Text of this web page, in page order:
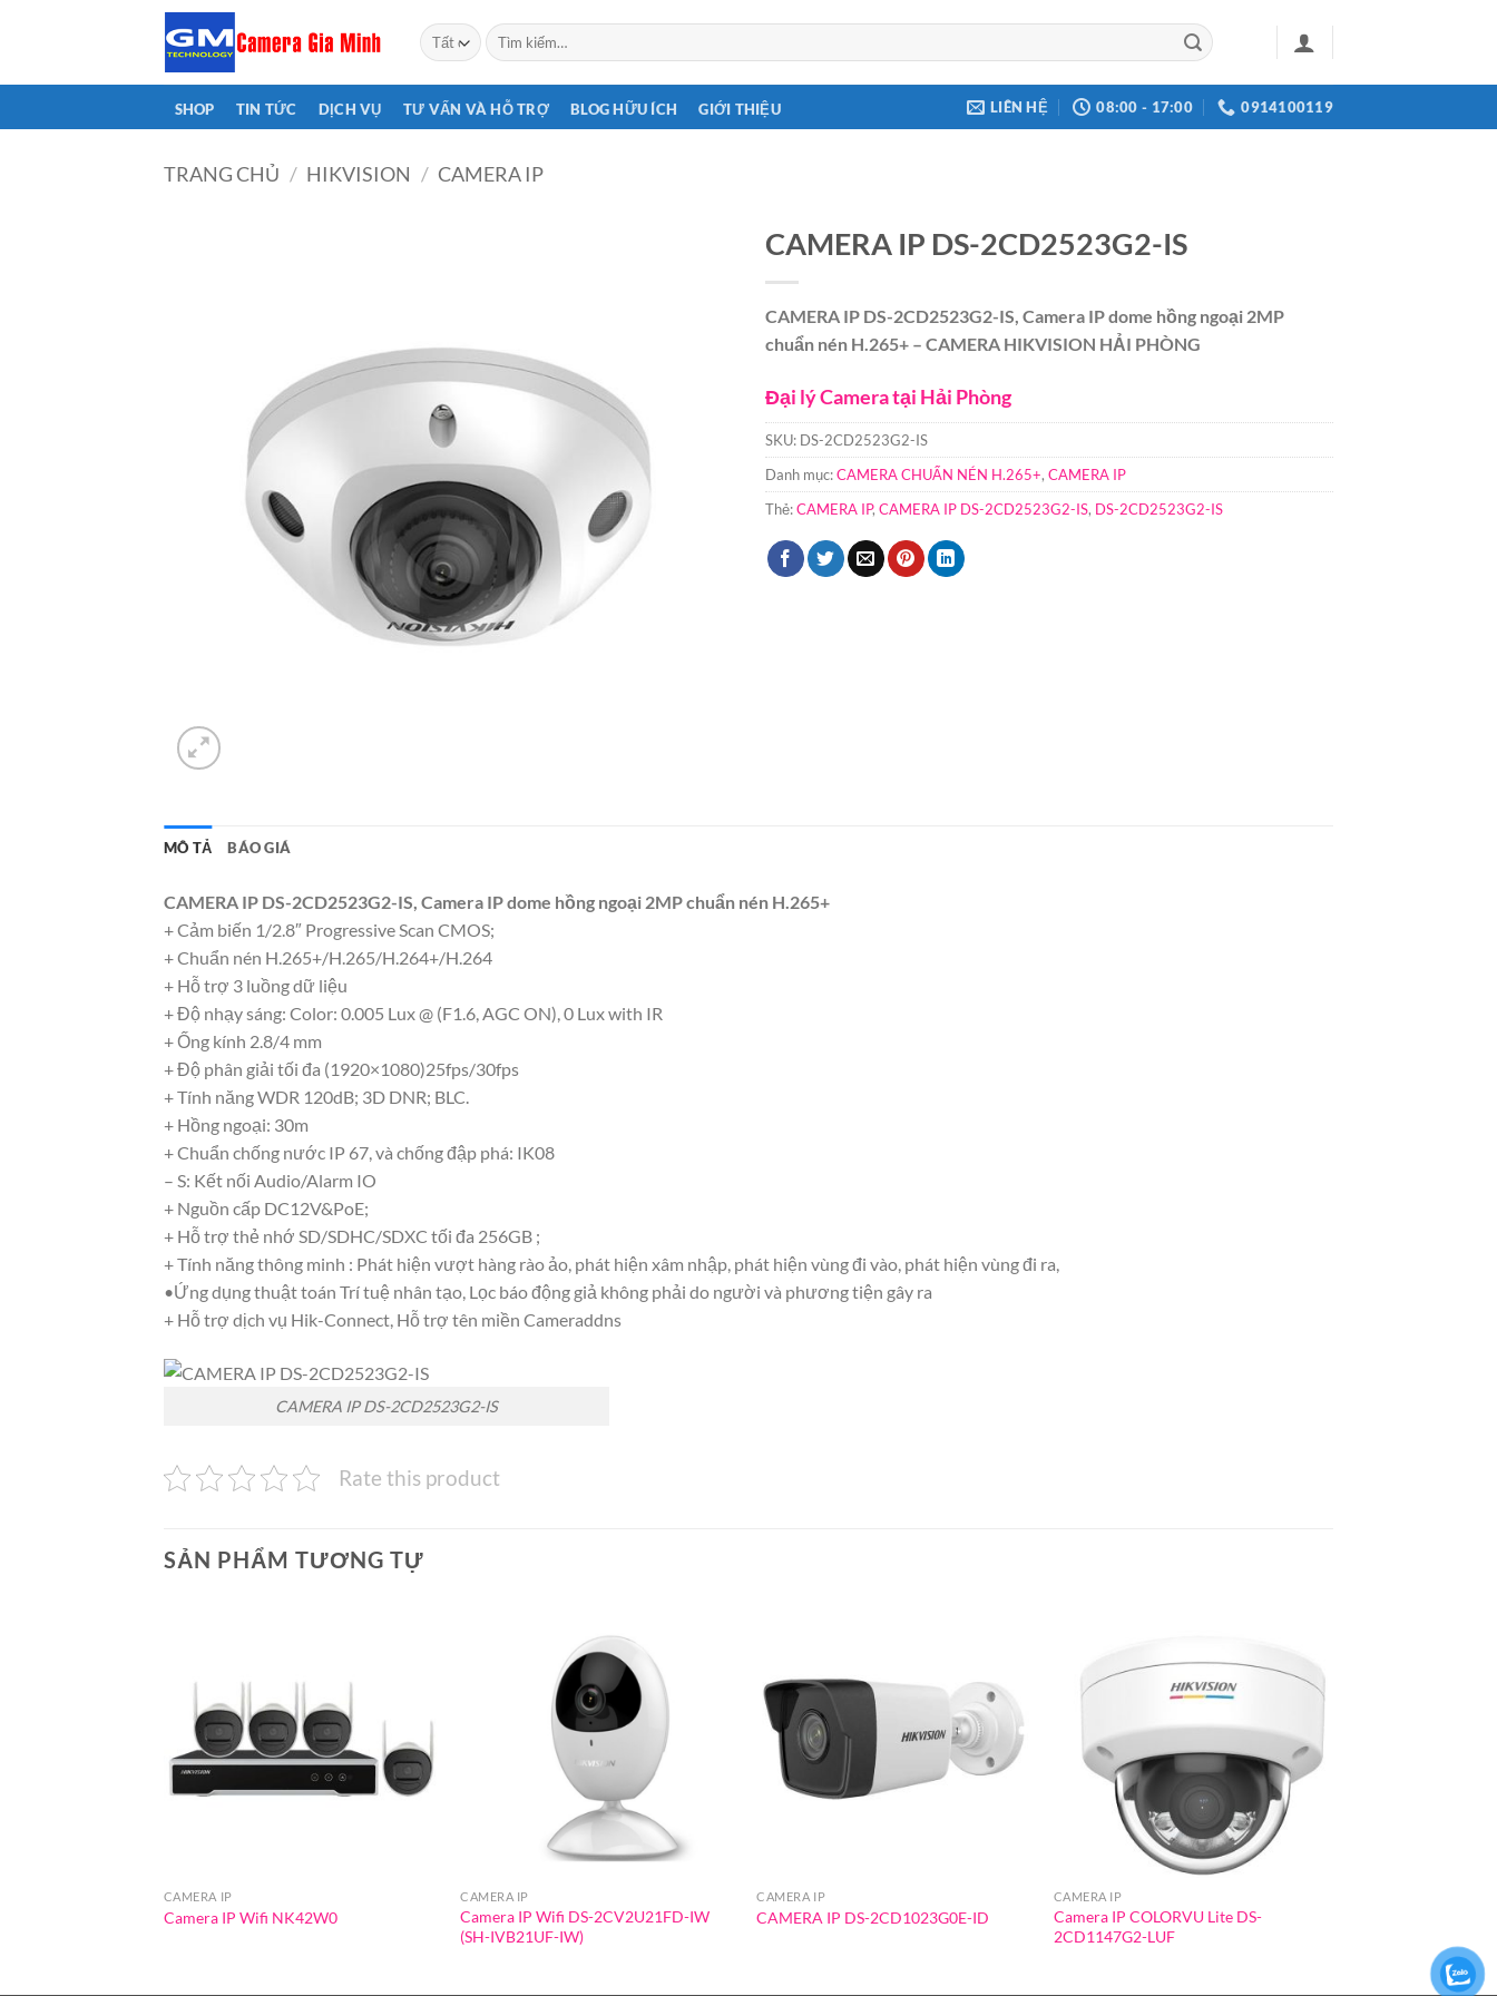
Tìm
kiếm:
SHOP TIN TỨC DỊCH VỤ TƯ VẤN VÀ HỖ TRỢ BLOG HỮU ÍCH GIỚI THIỆU LIÊN HỆ 08:00 - 17:00 0914100119
TRANG CHỦ / HIKVISION / CAMERA IP
CAMERA IP DS-2CD2523G2-IS
CAMERA IP DS-2CD2523G2-IS, Camera IP dome hồng ngoại 2MP
chuẩn nén H.265+ – CAMERA HIKVISION HẢI PHÒNG
Đại lý Camera tại Hải Phòng
SKU: DS-2CD2523G2-IS
Danh mục:CAMERA CHUẨN NÉN H.265+, CAMERA IP
Thẻ:CAMERA IP, CAMERA IP DS-2CD2523G2-IS, DS-2CD2523G2-IS
MÔ TẢ BÁO GIÁ
CAMERA IP DS-2CD2523G2-IS, Camera IP dome hồng ngoại 2MP chuẩn nén H.265+
+ Cảm biến 1/2.8″ Progressive Scan CMOS;
+ Chuẩn nén H.265+/H.265/H.264+/H.264
+ Hỗ trợ 3 luồng dữ liệu
+ Độ nhạy sáng: Color: 0.005 Lux @ (F1.6, AGC ON), 0 Lux with IR
+ Ống kính 2.8/4 mm
+ Độ phân giải tối đa (1920×1080)25fps/30fps
+ Tính năng WDR 120dB; 3D DNR; BLC.
+ Hồng ngoại: 30m
+ Chuẩn chống nước IP 67, và chống đập phá: IK08
– S: Kết nối Audio/Alarm IO
+ Nguồn cấp DC12V&PoE;
+ Hỗ trợ thẻ nhớ SD/SDHC/SDXC tối đa 256GB ;
+ Tính năng thông minh : Phát hiện vượt hàng rào ảo, phát hiện xâm nhập, phát hiện vùng đi vào, phát hiện vùng đi ra,
•Ứng dụng thuật toán Trí tuệ nhân tạo, Lọc báo động giả không phải do người và phương tiện gây ra
+ Hỗ trợ dịch vụ Hik-Connect, Hỗ trợ tên miền Cameraddns
CAMERA IP DS-2CD2523G2-IS
Rate this product
SẢN PHẨM TƯƠNG TỰ
CAMERA IP
Camera IP Wifi NK42W0
CAMERA IP
Camera IP Wifi DS-2CV2U21FD-IW
(SH-IVB21UF-IW)
CAMERA IP
CAMERA IP DS-2CD1023G0E-ID
CAMERA IP
Camera IP COLORVU Lite DS-
2CD1147G2-LUF